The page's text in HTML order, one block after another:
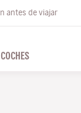
antes de viajar
COCHES